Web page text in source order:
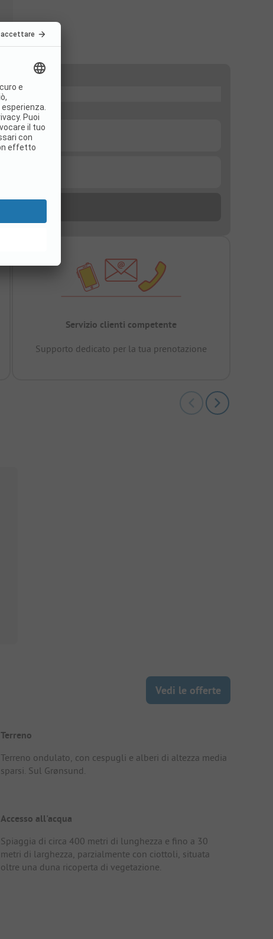
Servizio clienti competente
Supporto dedicato per la tua prenotazione
Vedi le offerte
Terreno
Terreno ondulato, con cespugli e alberi di altezza media
sparsi. Sul Grønsund.
Accesso all'acqua
Spiaggia di circa 400 metri di lunghezza e fino a 30
metri di larghezza, parzialmente con ciottoli, situata
oltre una duna ricoperta di vegetazione.